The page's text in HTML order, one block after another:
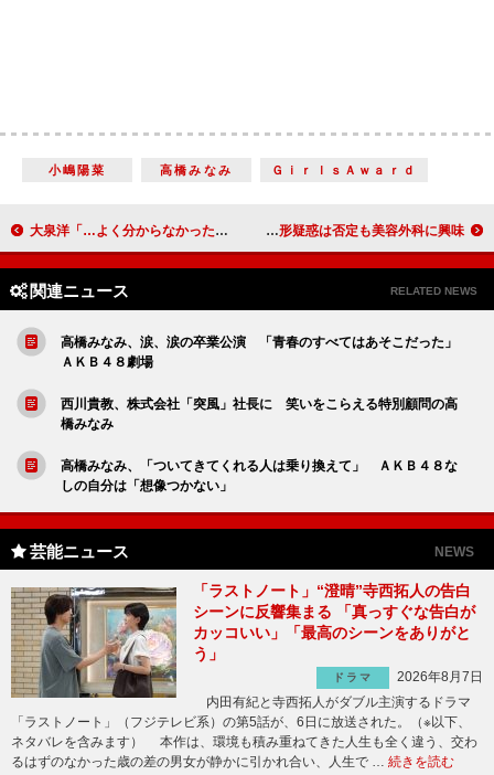
小嶋陽菜 高橋みなみ ＧｉｒｌｓＡｗａｒｄ
大泉洋「…よく分からなかったです」 長澤＆有村と人生初ランウエー 加藤紗里、「わし鼻を治したい」 整形疑惑は否定も美容外科に興味
関連ニュース RELATED NEWS
高橋みなみ、涙、涙の卒業公演 「青春のすべてはあそこだった」
ＡＫＢ４８劇場
西川貴教、株式会社「突風」社長に 笑いをこらえる特別顧問の高
橋みなみ
高橋みなみ、「ついてきてくれる人は乗り換えて」 ＡＫＢ４８な
しの自分は「想像つかない」
芸能ニュース NEWS
「ラストノート」“澄晴”寺西拓人の告白
シーンに反響集まる 「真っすぐな告白が
カッコいい」「最高のシーンをありがと
う」
ドラマ
2026年8月7日
内田有紀と寺西拓人がダブル主演するドラマ
「ラストノート」（フジテレビ系）の第5話が、6日に放送された。（※以下、
ネタバレを含みます） 本作は、環境も積み重ねてきた人生も全く違う、交わ
るはずのなかった歳の差の男女が静かに引かれ合い、人生で … 続きを読む